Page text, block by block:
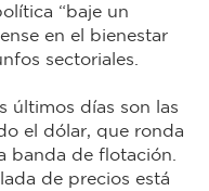
“baje un
en el bienestar
sectoriales.
últimos días son las
el dólar, que ronda
banda de flotación.
de precios está